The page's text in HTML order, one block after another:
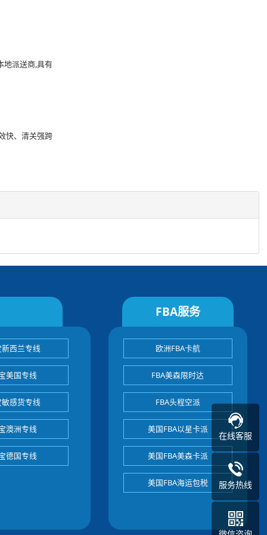
地派送商,具有
快、清关强跨
西兰专线
美国专线
感货专线
澳洲专线
德国专线
FBA服务
欧洲FBA卡航
FBA美森限时达
FBA头程空派
美国FBA以星卡派
美国FBA美森卡派
美国FBA海运包税
在线客服
服务热线